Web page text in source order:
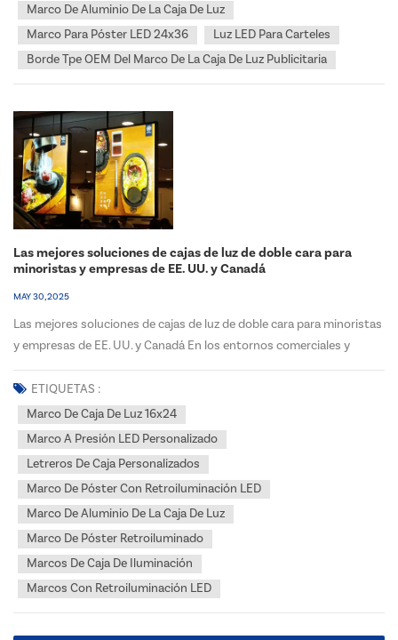
Marco De Aluminio De La Caja De Luz
Marco Para Póster LED 24x36
Luz LED Para Carteles
Borde Tpe OEM Del Marco De La Caja De Luz Publicitaria
Las mejores soluciones de cajas de luz de doble cara para
minoristas y empresas de EE. UU. y Canadá
MAY 30, 2025
Las mejores soluciones de cajas de luz de doble cara para minoristas
y empresas de EE. UU. y Canadá En los entornos comerciales y
minoristas altamente competitivos de Estados Unidos y Canadá,
captar la atención del cliente en segundos es fundamental. La
señalización estática simplemente no puede c...
ETIQUETAS :
Marco De Caja De Luz 16x24
Marco A Presión LED Personalizado
Letreros De Caja Personalizados
Marco De Póster Con Retroiluminación LED
Marco De Aluminio De La Caja De Luz
Marco De Póster Retroiluminado
Marcos De Caja De Iluminación
Marcos Con Retroiluminación LED